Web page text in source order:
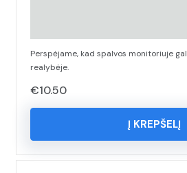
Perspėjame, kad spalvos monitoriuje
realybėje.
€10.50
Į KREPŠELĮ